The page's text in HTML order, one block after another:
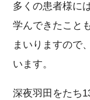
多くの患者様に
学んできたこと
まいりますので
います。
深夜羽田をたち